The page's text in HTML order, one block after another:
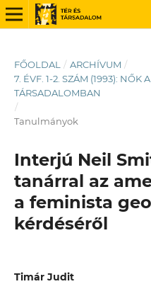
FŐOLDAL / ARCHÍVUM /
7. ÉVF. 1-2. SZÁM (1993): NŐK
TÁRSADALOMBAN
/
Tanulmányok
Interjú Neil
tanárral az
a feminista
kérdéséről
Timár Judit